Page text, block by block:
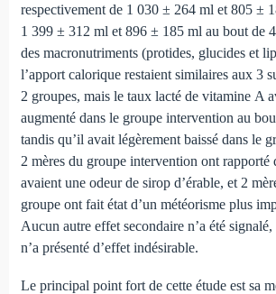
respectivement de 1 030 ± 264 ml et 805 ±
1 399 ± 312 ml et 896 ± 185 ml au bout de
des macronutriments (protides, glucides et
l’apport calorique restaient similaires aux 3
2 groupes, mais le taux lacté de vitamine A
augmenté dans le groupe intervention au
tandis qu’il avait légèrement baissé dans le
2 mères du groupe intervention ont rapporté
avaient une odeur de sirop d’érable, et 2
groupe ont fait état d’un météorisme plus
Aucun autre effet secondaire n’a été
n’a présenté d’effet indésirable.
Le principal point fort de cette étude est sa